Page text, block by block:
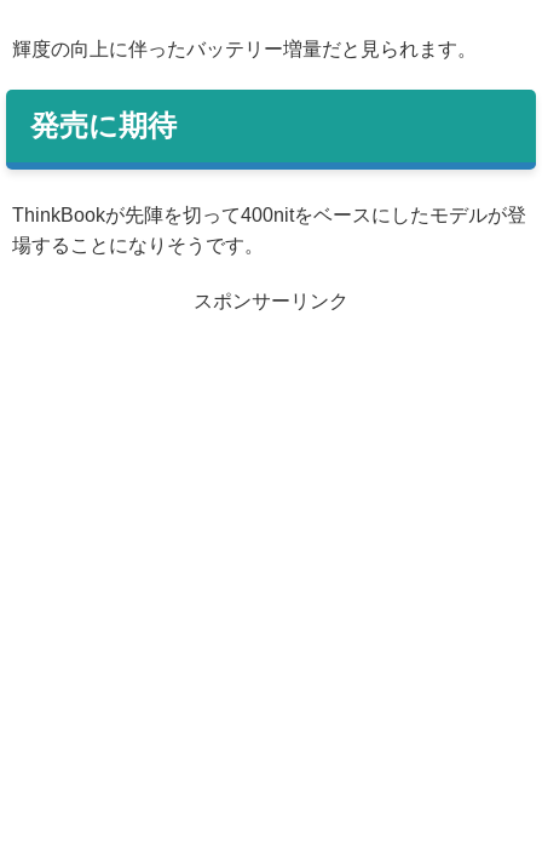
輝度の向上に伴ったバッテリー増量だと見られます。
発売に期待
ThinkBookが先陣を切って400nitをベースにしたモデルが登
場することになりそうです。
スポンサーリンク